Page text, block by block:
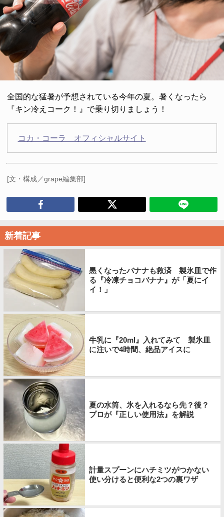
全国的な猛暑が予想されている今年の夏。暑くなったら
『キン冷えコーク！』で乗り切りましょう！
コカ・コーラ オフィシャルサイト
[文・構成／grape編集部]
新着記事
黒くなったバナナも救済 製氷皿で作
る『冷凍チョコバナナ』が「夏にイ
イ！」
牛乳に『20ml』入れてみて 製氷皿
に注いで4時間、絶品アイスに
夏の水筒、氷を入れるなら先？後？
プロが『正しい使用法』を解説
計量スプーンにハチミツがつかない
使い分けると便利な2つの裏ワザ